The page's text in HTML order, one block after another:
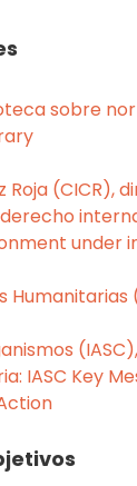
sobre
(CICR),
under
IASC Key